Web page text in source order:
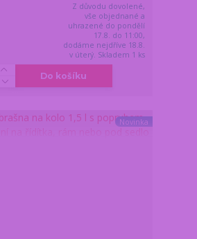
Z důvodu dovolené,
vše objednané a
uhrazené do pondělí
17.8. do 11:00,
dodáme nejdříve 18.8.
v úterý. Skladem 1 ks
Do košíku
Novinka